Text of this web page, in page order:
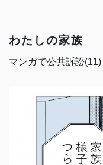
わたしの家族
マンガで公共訴訟(11)